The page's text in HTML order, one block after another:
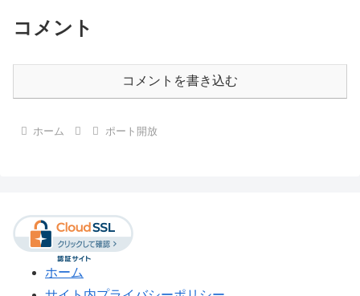
コメント
コメントを書き込む
ホーム ポート開放
ホーム